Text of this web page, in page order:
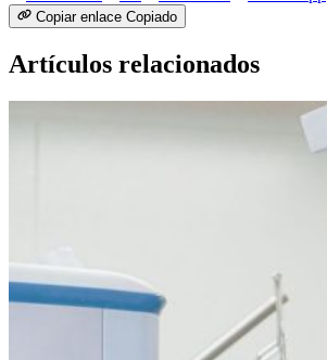
Copiar enlace Copiado
Artículos relacionados